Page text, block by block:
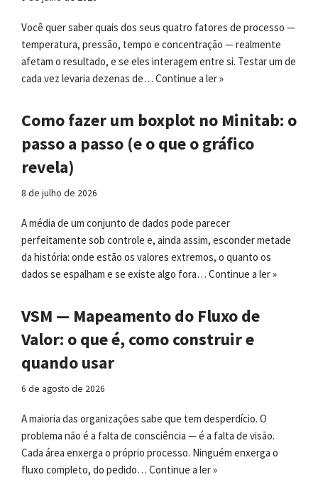
Você quer saber quais dos seus quatro fatores de processo —
temperatura, pressão, tempo e concentração — realmente
afetam o resultado, e se eles interagem entre si. Testar um de
cada vez levaria dezenas de… Continue a ler »
Como fazer um boxplot no Minitab: o
passo a passo (e o que o gráfico
revela)
8 de julho de 2026
A média de um conjunto de dados pode parecer
perfeitamente sob controle e, ainda assim, esconder metade
da história: onde estão os valores extremos, o quanto os
dados se espalham e se existe algo fora… Continue a ler »
VSM — Mapeamento do Fluxo de
Valor: o que é, como construir e
quando usar
6 de agosto de 2026
A maioria das organizações sabe que tem desperdício. O
problema não é a falta de consciência — é a falta de visão.
Cada área enxerga o próprio processo. Ninguém enxerga o
fluxo completo, do pedido… Continue a ler »